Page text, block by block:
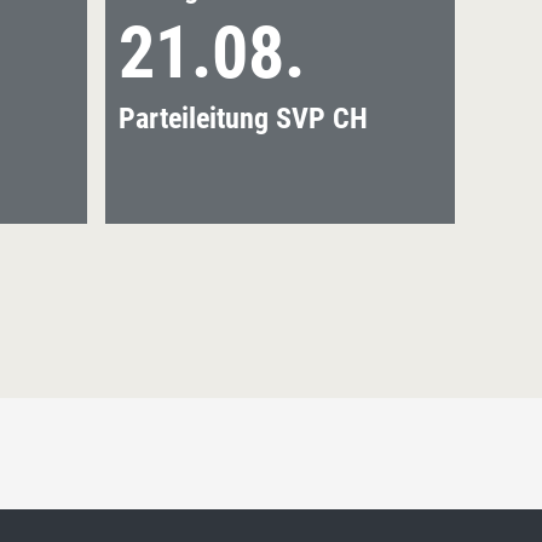
21.08.
Parteileitung SVP CH